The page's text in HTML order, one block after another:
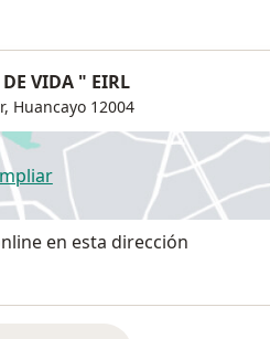
VIDA " EIRL
Huancayo 12004
se abre en una nueva pestaña
en esta dirección